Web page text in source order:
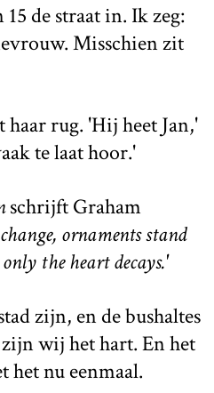
de straat in. Ik zeg:
Misschien zit
rug. 'Hij heet Jan,'
te laat hoor.'
schrijft Graham
ornaments stand
the heart decays.'
zijn, en de bushaltes
wij het hart. En het
het nu eenmaal.